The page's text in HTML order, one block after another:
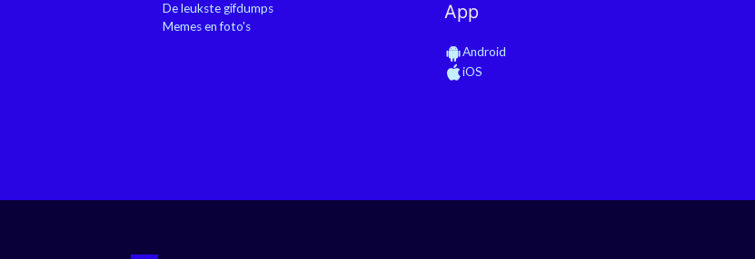
De leukste gifdumps
Memes en foto's
App
Android
iOS